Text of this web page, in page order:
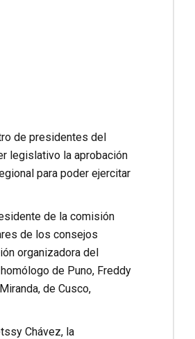
de presidentes del
legislativo la aprobación
para poder ejercitar
de la comisión
de los consejos
organizadora del
de Puno, Freddy
de Cusco,
Chávez, la